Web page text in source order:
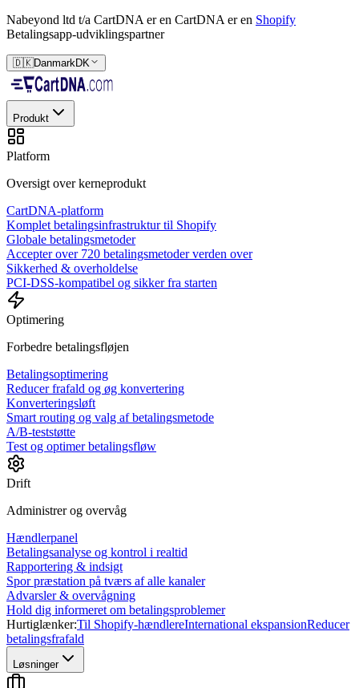
Nabeyond ltd t/a CartDNA er en CartDNA er en Shopify
Betalingsapp-udviklingspartner
🇩🇰DanmarkDK
Produkt
Platform
Oversigt over kerneprodukt
CartDNA-platform
Komplet betalingsinfrastruktur til Shopify
Globale betalingsmetoder
Accepter over 720 betalingsmetoder verden over
Sikkerhed & overholdelse
PCI-DSS-kompatibel og sikker fra starten
Optimering
Forbedre betalingsfløjen
Betalingsoptimering
Reducer frafald og øg konvertering
Konverteringsløft
Smart routing og valg af betalingsmetode
A/B-teststøtte
Test og optimer betalingsfløw
Drift
Administrer og overvåg
Hændlerpanel
Betalingsanalyse og kontrol i realtid
Rapportering & indsigt
Spor præstation på tværs af alle kanaler
Advarsler & overvågning
Hold dig informeret om betalingsproblemer
Hurtiglænker:Til Shopify-hændlereInternational ekspansionReducer
betalingsfrafald
Løsninger